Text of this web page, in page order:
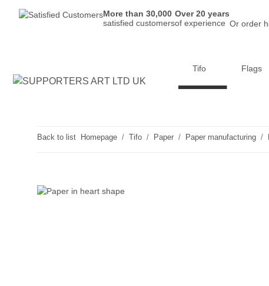
More than 30,000
satisfied customers
Over 20 years
of experience Or order
Tifo Flags
Back to list Homepage Tifo Paper Paper manufacturing